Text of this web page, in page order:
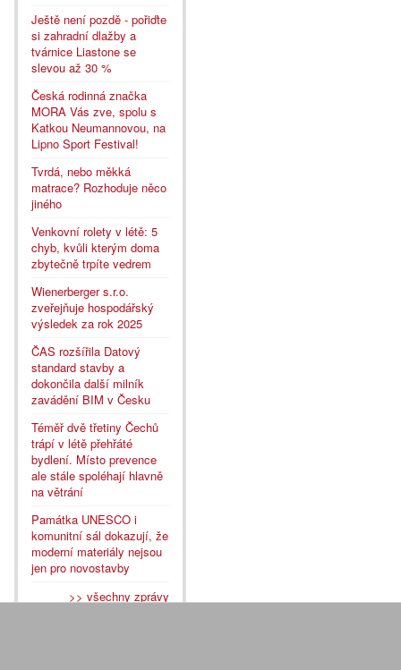
Ještě není pozdě - pořiďte
si zahradní dlažby a
tvárnice Liastone se
slevou až 30 %
Česká rodinná značka
MORA Vás zve, spolu s
Katkou Neumannovou, na
Lipno Sport Festival!
Tvrdá, nebo měkká
matrace? Rozhoduje něco
jiného
Venkovní rolety v létě: 5
chyb, kvůli kterým doma
zbytečně trpíte vedrem
Wienerberger s.r.o.
zveřejňuje hospodářský
výsledek za rok 2025
ČAS rozšířila Datový
standard stavby a
dokončila další milník
zavádění BIM v Česku
Téměř dvě třetiny Čechů
trápí v létě přehřáté
bydlení. Místo prevence
ale stále spoléhají hlavně
na větrání
Památka UNESCO i
komunitní sál dokazují, že
moderní materiály nejsou
jen pro novostavby
>> všechny zprávy